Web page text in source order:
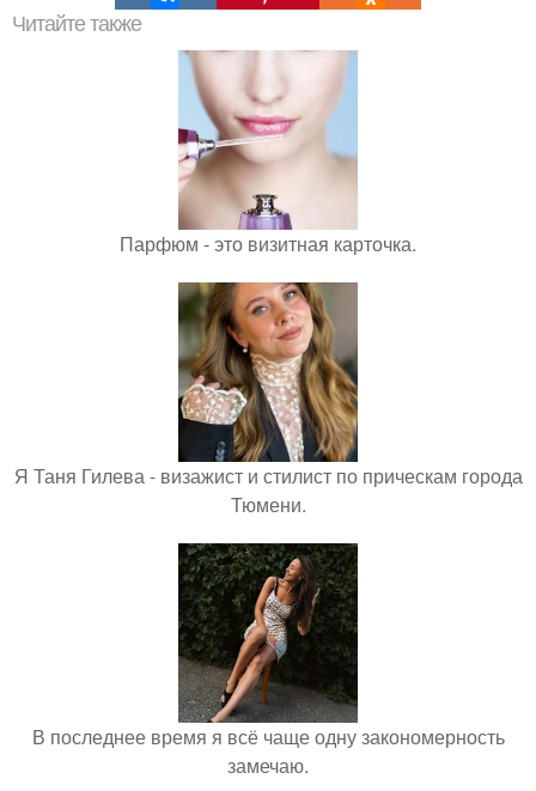
Читайте также
Парфюм - это визитная карточка.
Я Таня Гилева - визажист и стилист по прическам города
Тюмени.
В последнее время я всё чаще одну закономерность
замечаю.